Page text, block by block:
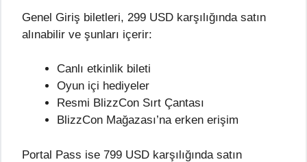
Genel Giriş biletleri, 299 USD karşılığında satın
alınabilir ve şunları içerir:
Canlı etkinlik bileti
Oyun içi hediyeler
Resmi BlizzCon Sırt Çantası
BlizzCon Mağazası’na erken erişim
Portal Pass ise 799 USD karşılığında satın